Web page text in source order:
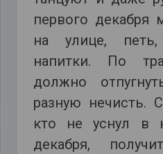
первого декабря
на улице,
напитки. По
должно
разную нечисть.
кто не уснул в
декабря,